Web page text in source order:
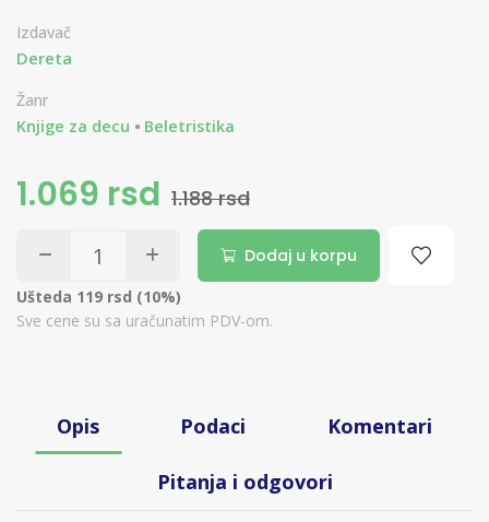
Izdavač
Dereta
Žanr
Knjige za decu
Beletristika
1.069 rsd 1.188 rsd
Dodaj u korpu
Ušteda 119 rsd (10%)
Sve cene su sa uračunatim PDV-om.
Opis Podaci Komentari
Pitanja i odgovori